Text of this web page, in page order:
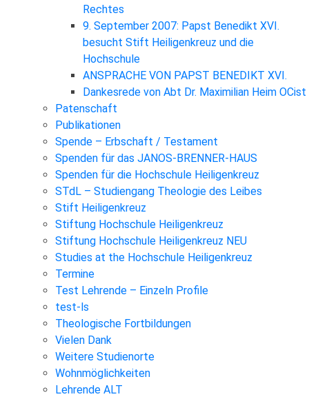
Rechtes
9. September 2007: Papst Benedikt XVI.
besucht Stift Heiligenkreuz und die
Hochschule
ANSPRACHE VON PAPST BENEDIKT XVI.
Dankesrede von Abt Dr. Maximilian Heim OCist
Patenschaft
Publikationen
Spende – Erbschaft / Testament
Spenden für das JANOS-BRENNER-HAUS
Spenden für die Hochschule Heiligenkreuz
STdL – Studiengang Theologie des Leibes
Stift Heiligenkreuz
Stiftung Hochschule Heiligenkreuz
Stiftung Hochschule Heiligenkreuz NEU
Studies at the Hochschule Heiligenkreuz
Termine
Test Lehrende – Einzeln Profile
test-ls
Theologische Fortbildungen
Vielen Dank
Weitere Studienorte
Wohnmöglichkeiten
Lehrende ALT